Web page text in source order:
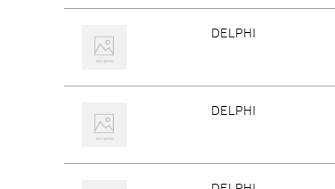
DELPHI
DELPHI